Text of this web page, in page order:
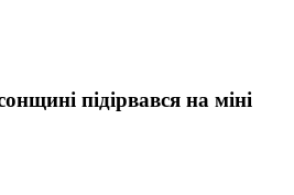
підірвався на міні